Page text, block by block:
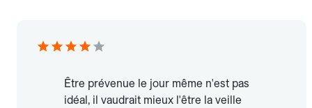
Être prévenue le jour même n'est pas
idéal, il vaudrait mieux l'être la veille